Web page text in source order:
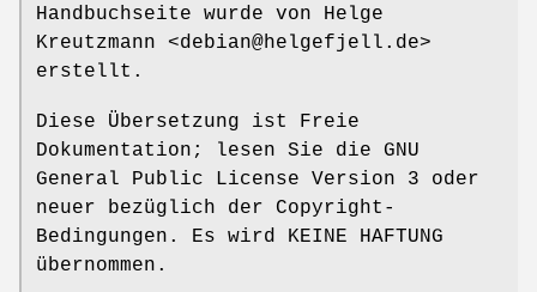
Handbuchseite wurde von Helge
Kreutzmann <debian@helgefjell.de>
erstellt.
Diese Übersetzung ist Freie
Dokumentation; lesen Sie die GNU
General Public License Version 3 oder
neuer bezüglich der Copyright-
Bedingungen. Es wird KEINE HAFTUNG
übernommen.